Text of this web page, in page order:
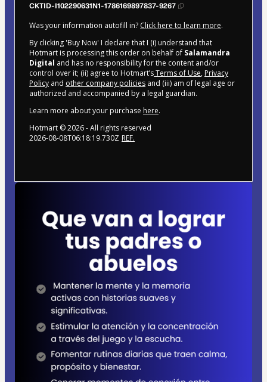
CKTID-I102290631N1-1786169897837-9267
Was your information autofill in? Click here to learn more.
By clicking 'Buy Now' I declare that I (i) understand that
Hotmart is processing this order on behalf of Salamandra
Digital and has no responsibility for the content and/or
control over it; (ii) agree to Hotmart’sTerms of Use, Privacy
Policy and other company policies and (iii) am of legal age or
authorized and accompanied by a legal guardian.
Learn more about your purchase here.
Hotmart ©2026- All rights reserved
2026-08-08T06:18:19.730Z REF.